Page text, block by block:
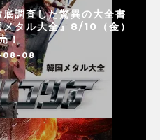
調査した驚異の大全書
メタル大全』8/10（金）
！
08-08